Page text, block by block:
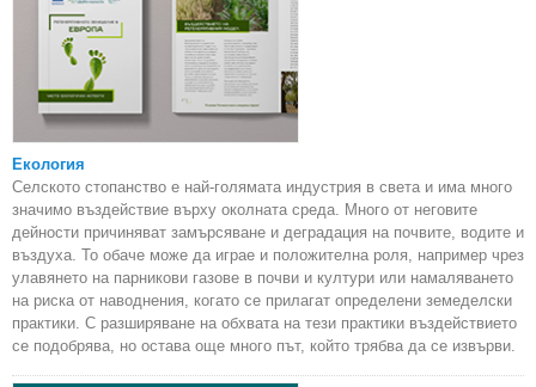
Екология
Селското стопанство е най-голямата индустрия в света и има много
значимо въздействие върху околната среда. Много от неговите
дейности причиняват замърсяване и деградация на почвите, водите и
въздуха. То обаче може да играе и положителна роля, например чрез
улавянето на парникови газове в почви и култури или намаляването
на риска от наводнения, когато се прилагат определени земеделски
практики. С разширяване на обхвата на тези практики въздействието
се подобрява, но остава още много път, който трябва да се извърви.